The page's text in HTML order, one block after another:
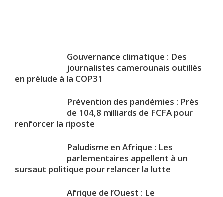
Gouvernance climatique : Des
journalistes camerounais outillés
en prélude à la COP31
Prévention des pandémies : Près
de 104,8 milliards de FCFA pour
renforcer la riposte
Paludisme en Afrique : Les
parlementaires appellent à un
sursaut politique pour relancer la lutte
Afrique de l’Ouest : Le